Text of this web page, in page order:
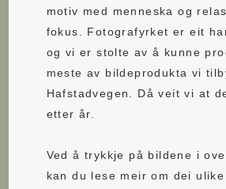
motiv med menneska og
fokus. Fotografyrket er eit
og vi er stolte av å kunne
meste av bildeprodukta vi
Hafstadvegen. Då veit vi at
etter år.
Ved å trykkje på bildene i
kan du lese meir om dei ulike